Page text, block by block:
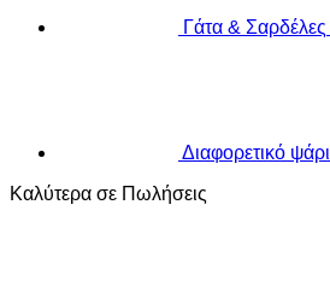
Γάτα & Σαρδέλες
Διαφορετικό ψάρι
Καλύτερα σε Πωλήσεις